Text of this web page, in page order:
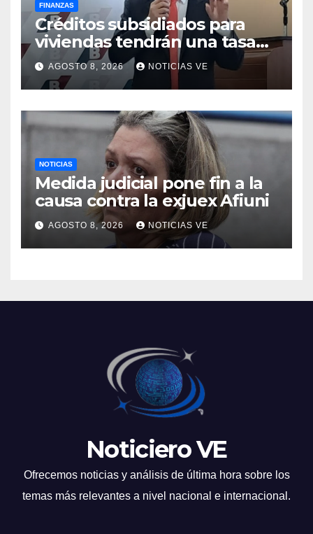
FINANZAS
Créditos subsidiados para
viviendas tendrán una tasa
de 5% y se analiza
exoneración de aranceles
AGOSTO 8, 2026 NOTICIAS VE
NOTICIAS
Medida judicial pone fin a la
causa contra la exjuex Afiuni
AGOSTO 8, 2026 NOTICIAS VE
Noticiero VE
Ofrecemos noticias y análisis de última hora sobre los
temas más relevantes a nivel nacional e internacional.